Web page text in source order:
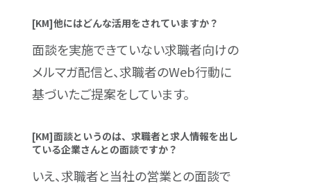
[KM]他にはどんな活用をされていますか？
面談を実施できていない求職者向けの
メルマガ配信と、求職者のWeb行動に
基づいたご提案をしています。
[KM]面談というのは、求職者と求人情報を出し
ている企業さんとの面談ですか？
いえ、求職者と当社の営業との面談で